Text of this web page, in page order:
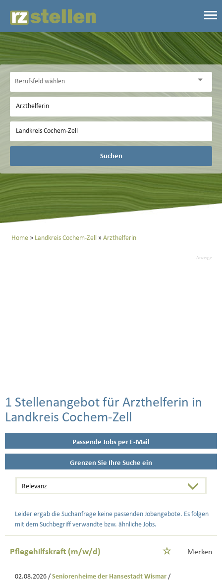
Suchen
Home Landkreis Cochem-Zell Arzthelferin
Anzeige
1 Stellenangebot für Arzthelferin in
Landkreis Cochem-Zell
Passende Jobs per E-Mail
Grenzen Sie Ihre Suche ein
Leider ergab die Suchanfrage keine passenden Jobangebote. Es folgen
mit dem Suchbegriff verwandte bzw. ähnliche Jobs.
Pflegehilfskraft (m/w/d) Merken
02.08.2026 / Seniorenheime der Hansestadt Wismar /